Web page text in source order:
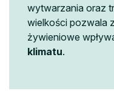
wytwarzania oraz
wielkości pozwala
żywieniowe
klimatu.